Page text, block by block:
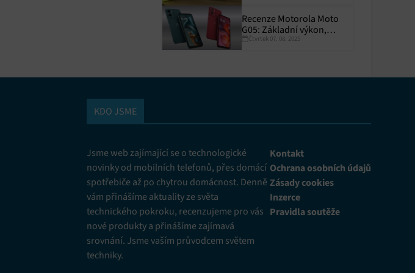
Recenze Motorola Moto
G05: Základní výkon,
skvělá výdrž
Čtvrtek 07. 08. 2025
KDO JSME
Jsme web zajímající se o technologické
novinky od mobilních telefonů, přes domácí
spotřebiče až po chytrou domácnost. Denně
vám přinášíme aktuality ze světa
technického pokroku, recenzujeme pro vás
nové produkty a přinášíme zajímavá
srovnání. Jsme vaším průvodcem světem
techniky.
Kontakt
Ochrana osobních údajů
Zásady cookies
Inzerce
Pravidla soutěže